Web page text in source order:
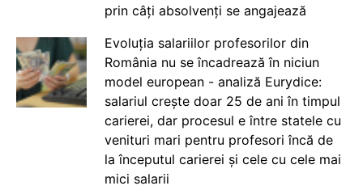
prin câți absolvenți se angajează
Evoluția salariilor profesorilor din
România nu se încadrează în niciun
model european - analiză Eurydice:
salariul crește doar 25 de ani în timpul
carierei, dar procesul e între statele cu
venituri mari pentru profesori încă de
la începutul carierei și cele cu cele mai
mici salarii